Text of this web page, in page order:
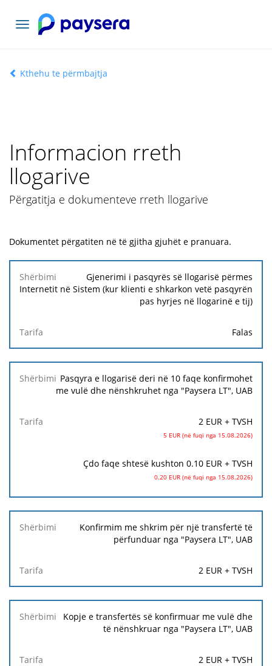
Lundrimi
toggle
Kthehu te përmbajtja
Informacion rreth
llogarive
Përgatitja e dokumenteve rreth llogarive
Dokumentet përgatiten në të gjitha gjuhët e pranuara.
Shërbimi
Gjenerimi i pasqyrës së llogarisë përmes
Internetit në Sistem (kur klienti e shkarkon vetë pasqyrën
pas hyrjes në llogarinë e tij)
Falas
Pasqyra e llogarisë deri në 10 faqe konfirmohet
me vulë dhe nënshkruhet nga "Paysera LT", UAB
2 EUR + TVSH
5 EUR (në fuqi nga 15.08.2026)
Çdo faqe shtesë kushton 0.10 EUR + TVSH
0.20 EUR (në fuqi nga 15.08.2026)
Konfirmim me shkrim për një transfertë të
përfunduar nga "Paysera LT", UAB
2 EUR + TVSH
Kopje e transfertës së konfirmuar me vulë dhe
të nënshkruar nga "Paysera LT", UAB
2 EUR + TVSH